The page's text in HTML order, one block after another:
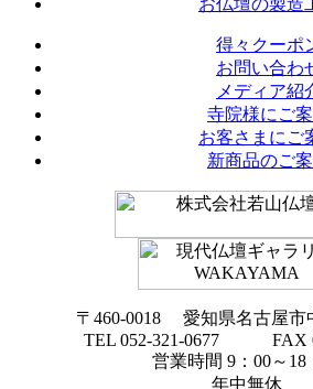
お仏壇の製造
得々クーポ
お問い合わ
メディア紹
寺院様にご
お客さまにご
新商品のご
〒460-0018 愛知県名古屋市
TEL 052-321-0677 FAX
営業時間 9：00～18
年中無休